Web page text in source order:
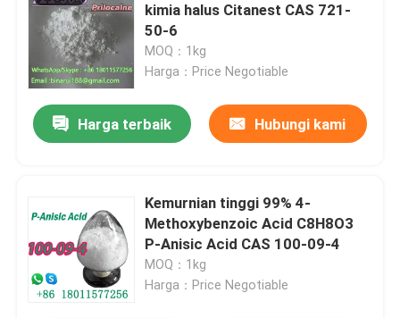
kimia halus Citanest CAS 721-
50-6
MOQ：1kg
Harga：Price Negotiable
Harga terbaik Hubungi kami
Kemurnian tinggi 99% 4-
Methoxybenzoic Acid C8H8O3
P-Anisic Acid CAS 100-09-4
MOQ：1kg
Harga：Price Negotiable